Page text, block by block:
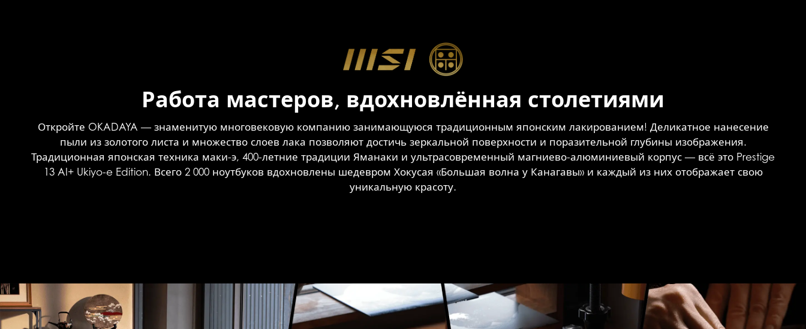
Работа мастеров, вдохновлённая столетиями
Откройте OKADAYA — знаменитую многовековую компанию занимающуюся традиционным японским лакированием! Деликатное нанесение
пыли из золотого листа и множество слоев лака позволяют достичь зеркальной поверхности и поразительной глубины изображения.
Традиционная японская техника маки-э, 400-летние традиции Яманаки и ультрасовременный магниево-алюминиевый корпус — всё это Prestige
13 AI+ Ukiyo-e Edition. Всего 2 000 ноутбуков вдохновлены шедевром Хокусая «Большая волна у Канагавы» и каждый из них отображает свою
уникальную красоту.